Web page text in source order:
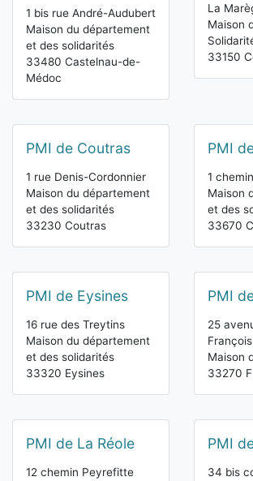
1 bis rue André-Audubert
Maison du département
et des solidarités
33480 Castelnau-de-
Médoc
La
Maison
33150
PMI de Coutras
1 rue Denis-Cordonnier
Maison du département
et des solidarités
33230 Coutras
PMI
1
Maison
et des
33670
PMI de Eysines
16 rue des Treytins
Maison du département
et des solidarités
33320 Eysines
PMI
25
Maison
33270
PMI de La Réole
12 chemin Peyrefitte
PMI
34 bis